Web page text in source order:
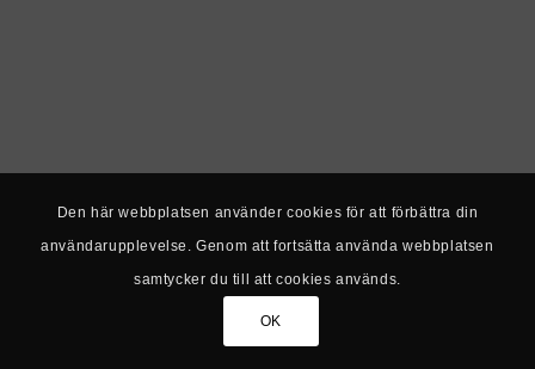
Den här webbplatsen använder cookies för att förbättra din
användarupplevelse. Genom att fortsätta använda webbplatsen
samtycker du till att cookies används.
OK